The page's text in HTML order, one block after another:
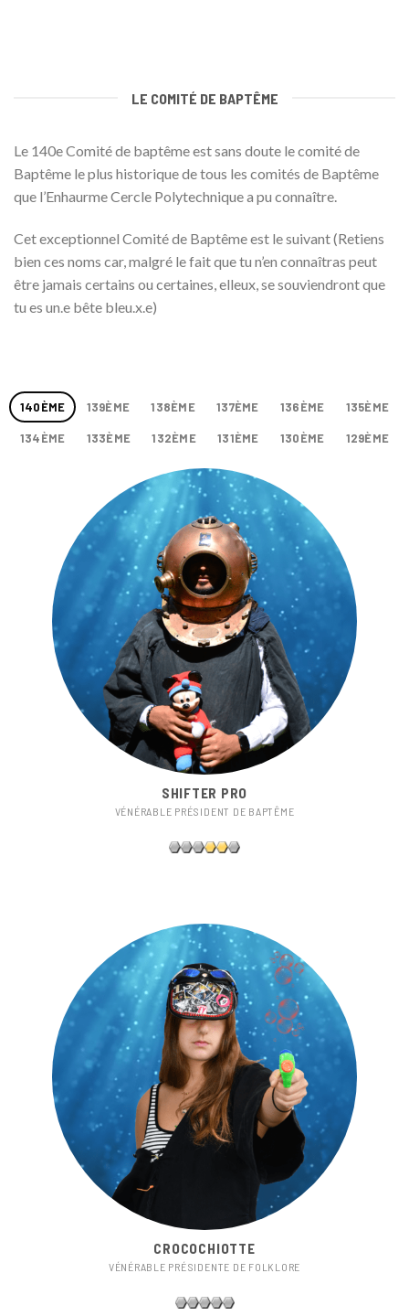
LE COMITÉ DE BAPTÊME
Le 140e Comité de baptême est sans doute le comité de
Baptême le plus historique de tous les comités de Baptême
que l’Enhaurme Cercle Polytechnique a pu connaître.
Cet exceptionnel Comité de Baptême est le suivant (Retiens
bien ces noms car, malgré le fait que tu n’en connaîtras peut
être jamais certains ou certaines, elleux, se souviendront que
tu es un.e bête bleu.x.e)
140ÈME 139ÈME 138ÈME 137ÈME 136ÈME 135ÈME
134ÈME 133ÈME 132ÈME 131ÈME 130ÈME 129ÈME
SHIFTER PRO
VÉNÉRABLE PRÉSIDENT DE BAPTÊME
CROCOCHIOTTE
VÉNÉRABLE PRÉSIDENTE DE FOLKLORE